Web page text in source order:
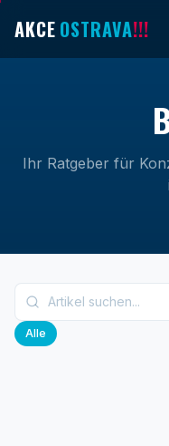
AKCE OSTRAVA!!!
Ihr Ratgeber für
Alle